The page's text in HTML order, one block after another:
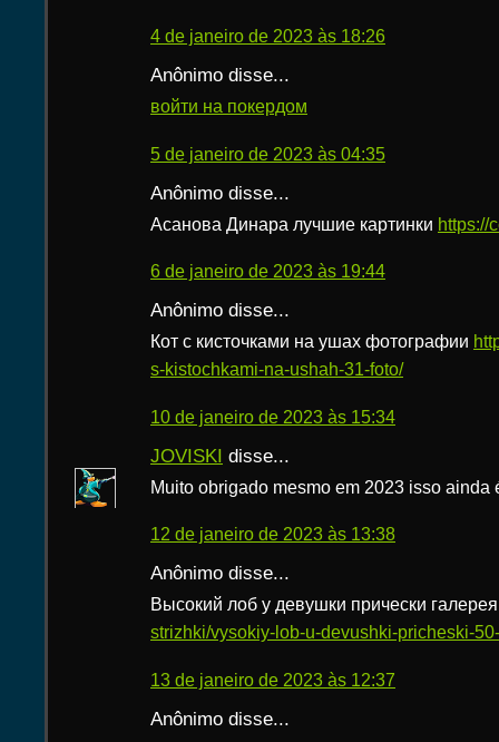
4 de janeiro de 2023 às 18:26
Anônimo disse...
войти на покердом
5 de janeiro de 2023 às 04:35
Anônimo disse...
Асанова Динара лучшие картинки https://
6 de janeiro de 2023 às 19:44
Anônimo disse...
Кот с кисточками на ушах фотографии
s-kistochkami-na-ushah-31-foto/
10 de janeiro de 2023 às 15:34
JOVISKI disse...
Muito obrigado mesmo em 2023 isso ainda
12 de janeiro de 2023 às 13:38
Anônimo disse...
Высокий лоб у девушки прически
strizhki/vysokiy-lob-u-devushki-pricheski-
13 de janeiro de 2023 às 12:37
Anônimo disse...